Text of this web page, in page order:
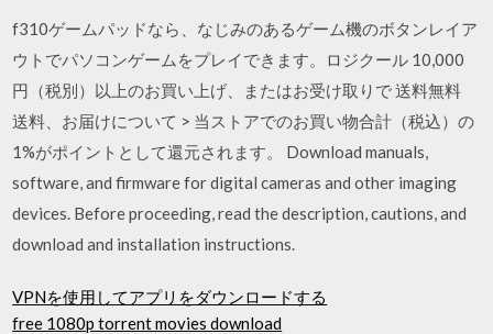
f310ゲームパッドなら、なじみのあるゲーム機のボタンレイア
ウトでパソコンゲームをプレイできます。ロジクール 10,000
円（税別）以上のお買い上げ、またはお受け取りで 送料無料
送料、お届けについて > 当ストアでのお買い物合計（税込）の
1%がポイントとして還元されます。 Download manuals,
software, and firmware for digital cameras and other imaging
devices. Before proceeding, read the description, cautions, and
download and installation instructions.
VPNを使用してアプリをダウンロードする
free 1080p torrent movies download